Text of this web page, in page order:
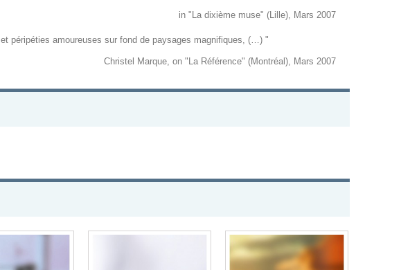
in "La dixième muse" (Lille), Mars 2007
péripéties amoureuses sur fond de paysages magnifiques, (…) "
Christel Marque, on "La Référence" (Montréal), Mars 2007